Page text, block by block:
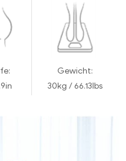
Gewicht:
30kg / 66.13lbs